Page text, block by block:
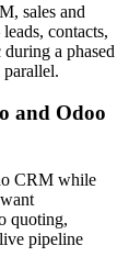
sales and
contacts,
a phased
and Odoo
CRM while
quoting,
pipeline